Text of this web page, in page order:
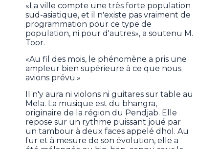
«La ville compte une très forte population
sud-asiatique, et il n'existe pas vraiment de
programmation pour ce type de
population, ni pour d'autres», a soutenu M.
Toor.
«Au fil des mois, le phénomène a pris une
ampleur bien supérieure à ce que nous
avions prévu.»
Il n'y aura ni violons ni guitares sur table au
Mela. La musique est du bhangra,
originaire de la région du Pendjab. Elle
repose sur un rythme puissant joué par
un tambour à deux faces appelé dhol. Au
fur et à mesure de son évolution, elle a